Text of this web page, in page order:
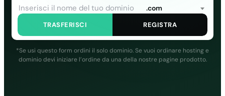
.com
TRASFERISCI REGISTRA
*Se usi questo form ordini il solo dominio. Se vuoi ordinare hosting e
dominio devi iniziare l’ordine da una della nostre pagine prodotto.